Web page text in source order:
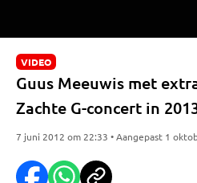
VIDEO
Guus Meeuwis met
Zachte G-concert in
7 juni 2012 om 22:33 • Aangepast 1